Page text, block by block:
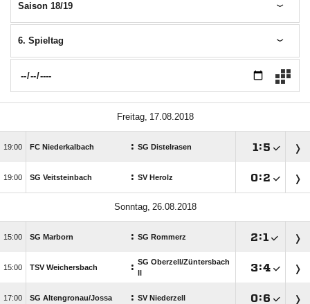
Saison 18/19
6. Spieltag
 
 FC Niederkalbach : SG Distelrasen  :
 SG Veitsteinbach : SV Herolz :
 
 SG Marborn : SG Rommerz :
 TSV Weichersbach : SG Oberzell/​Züntersbach
ll
:
 SG Altengronau/​Jossa : SV Niederzell :